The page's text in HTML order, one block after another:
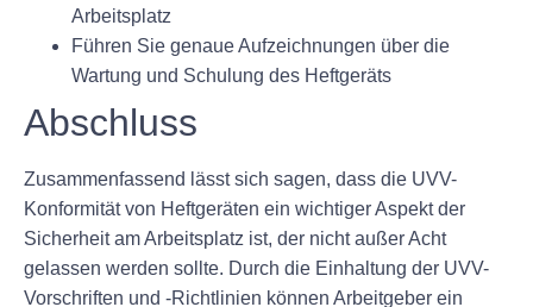
Arbeitsplatz
Führen Sie genaue Aufzeichnungen über die
Wartung und Schulung des Heftgeräts
Abschluss
Zusammenfassend lässt sich sagen, dass die UVV-
Konformität von Heftgeräten ein wichtiger Aspekt der
Sicherheit am Arbeitsplatz ist, der nicht außer Acht
gelassen werden sollte. Durch die Einhaltung der UVV-
Vorschriften und -Richtlinien können Arbeitgeber ein